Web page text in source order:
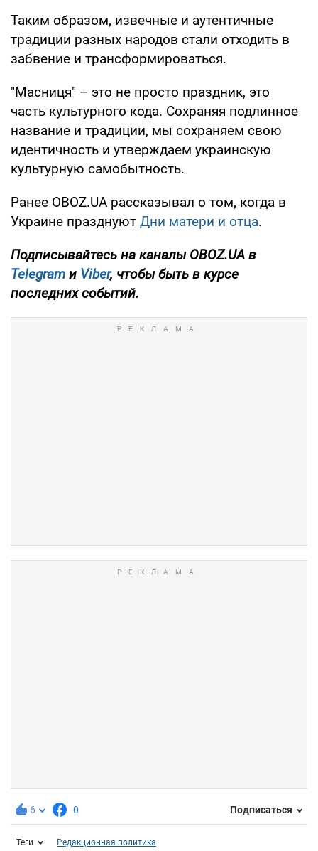
Таким образом, извечные и аутентичные
традиции разных народов стали отходить в
забвение и трансформироваться.
"Масниця" – это не просто праздник, это
часть культурного кода. Сохраняя подлинное
название и традиции, мы сохраняем свою
идентичность и утверждаем украинскую
культурную самобытность.
Ранее OBOZ.UA рассказывал о том, когда в
Украине празднуют Дни матери и отца.
Подписывайтесь на каналы OBOZ.UA в
Telegram и Viber, чтобы быть в курсе
последних событий.
6 0 Подписаться
Теги Редакционная политика